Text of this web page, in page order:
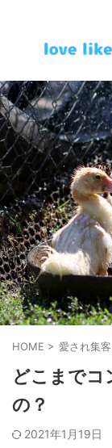
HOME > 愛され集
どこまでコ
の？
2021年1月19日